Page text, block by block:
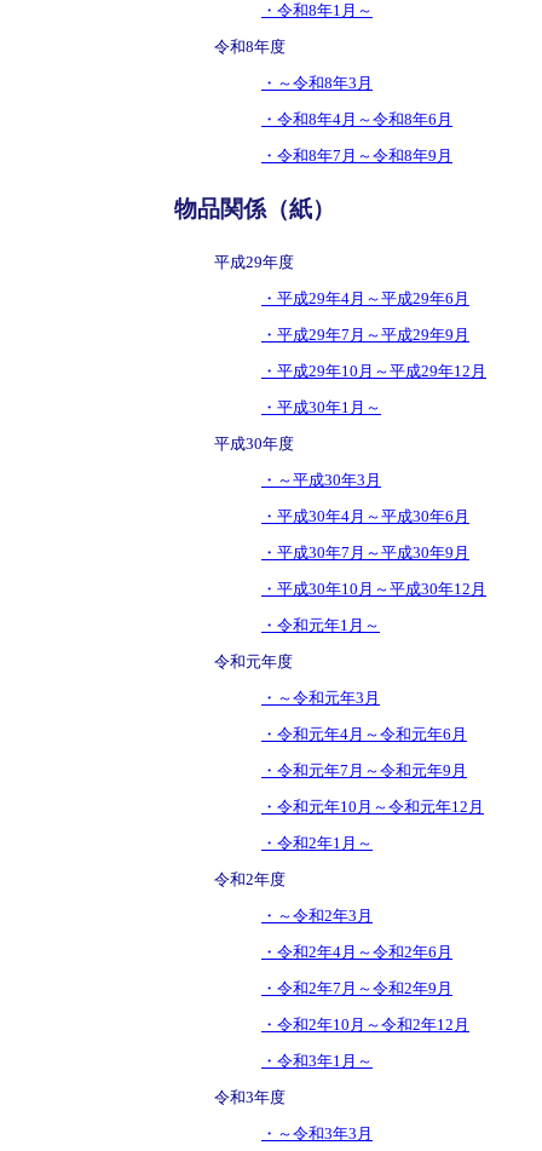
・令和8年1月～
令和8年度
・～令和8年3月
・令和8年4月～令和8年6月
・令和8年7月～令和8年9月
物品関係（紙）
平成29年度
・平成29年4月～平成29年6月
・平成29年7月～平成29年9月
・平成29年10月～平成29年12月
・平成30年1月～
平成30年度
・～平成30年3月
・平成30年4月～平成30年6月
・平成30年7月～平成30年9月
・平成30年10月～平成30年12月
・令和元年1月～
令和元年度
・～令和元年3月
・令和元年4月～令和元年6月
・令和元年7月～令和元年9月
・令和元年10月～令和元年12月
・令和2年1月～
令和2年度
・～令和2年3月
・令和2年4月～令和2年6月
・令和2年7月～令和2年9月
・令和2年10月～令和2年12月
・令和3年1月～
令和3年度
・～令和3年3月